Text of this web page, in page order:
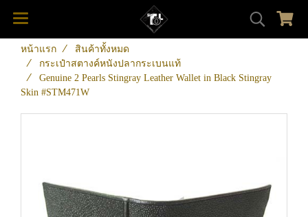
หน้าแรก
สินค้าทั้งหมด
กระเป๋าสตางค์หนังปลากระเบนแท้
Genuine 2 Pearls Stingray Leather Wallet in Black Stingray
Skin #STM471W